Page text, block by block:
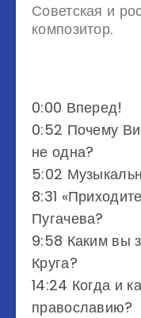
Советская и
композитор.
0:00 Вперед!
0:52 Почему
не одна?
5:02
8:31
Пугачева?
9:58 Каким вы
Круга?
14:24 Когда и
православию?